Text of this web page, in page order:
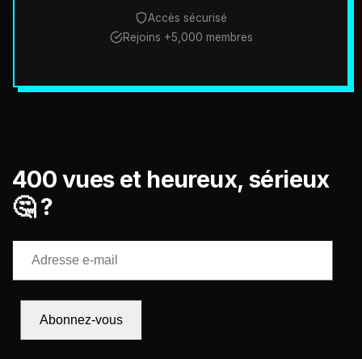
Accès sécurisé
Rejoins +5,000 membres
400 vues et heureux, sérieux
🤔 ?
Adresse
e-
mail
Abonnez-vous